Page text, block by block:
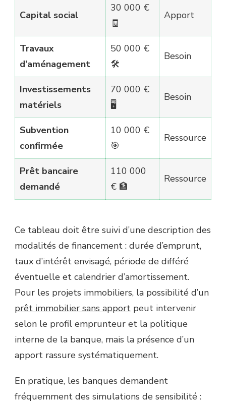
Capital social
30 000 €
🧾
Apport
Travaux
d’aménagement
50 000 €
🛠️
Besoin
Investissements
matériels
70 000 €
🖥️
Besoin
Subvention
confirmée
10 000 €
🎯
Ressource
Prêt bancaire
demandé
110 000
€ 🏦
Ressource
Ce tableau doit être suivi d’une description des
modalités de financement : durée d’emprunt,
taux d’intérêt envisagé, période de différé
éventuelle et calendrier d’amortissement.
Pour les projets immobiliers, la possibilité d’un
prêt immobilier sans apport peut intervenir
selon le profil emprunteur et la politique
interne de la banque, mais la présence d’un
apport rassure systématiquement.
En pratique, les banques demandent
fréquemment des simulations de sensibilité :